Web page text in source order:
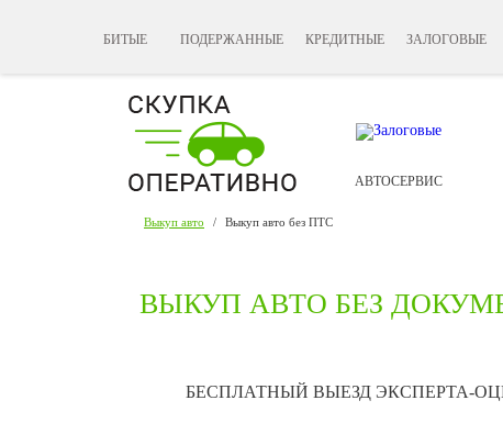
БИТЫЕ ПОДЕРЖАННЫЕ КРЕДИТНЫЕ ЗАЛОГОВЫЕ
АВТОСЕРВИС
Выкуп авто / Выкуп авто без ПТС
ВЫКУП АВТО БЕЗ
БЕСПЛАТНЫЙ ВЫЕЗД ЭКСПЕРТА-